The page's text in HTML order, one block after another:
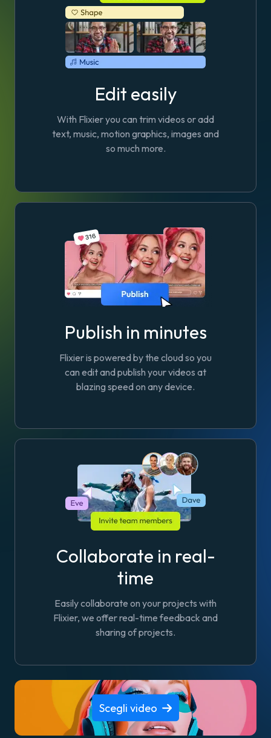
Edit easily
With Flixier you can trim videos or add
text, music, motion graphics, images and
so much more.
Publish in minutes
Flixier is powered by the cloud so you
can edit and publish your videos at
blazing speed on any device.
Collaborate in real-
time
Easily collaborate on your projects with
Flixier, we offer real-time feedback and
sharing of projects.
Scegli video